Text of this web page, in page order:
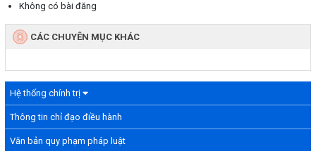
Hệ thống chính trị
Thông tin chỉ đạo điều hành
Văn bản quy phạm pháp luật
Không có bài đăng
CÁC CHUYÊN MỤC KHÁC